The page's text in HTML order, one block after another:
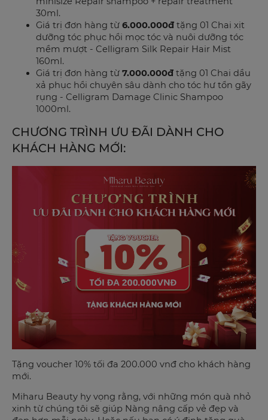
30ml.
Giá trị đơn hàng từ 6.000.000đ tặng 01 Chai xịt
dưỡng tóc phục hồi mọc tóc và nuôi dưỡng tóc
mềm mượt - Celligram Silk Repair Hair Mist
160ml.
Giá trị đơn hàng từ 7.000.000đ tặng 01 Chai dầu
xả phục hồi chuyên sâu dành cho tóc hư tổn gãy
rụng - Celligram Damage Clinic Shampoo
1000ml.
CHƯƠNG TRÌNH ƯU ĐÃI DÀNH CHO
KHÁCH HÀNG MỚI:
Tặng voucher 10% tối đa 200.000 vnđ cho khách hàng
mới.
Miharu Beauty hy vọng rằng, với những món quà nhỏ
xinh từ chúng tôi sẽ giúp Nàng nâng cấp vẻ đẹp và